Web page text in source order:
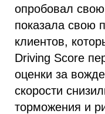
опробовал
показала свою
клиентов,
Driving Score
оценки за
скорости
торможения и